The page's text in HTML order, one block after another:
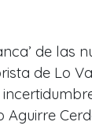
de las
de Lo
Aguirre